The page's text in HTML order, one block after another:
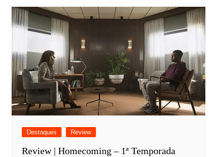
Destaques Review
Review | Homecoming – 1ª Temporada